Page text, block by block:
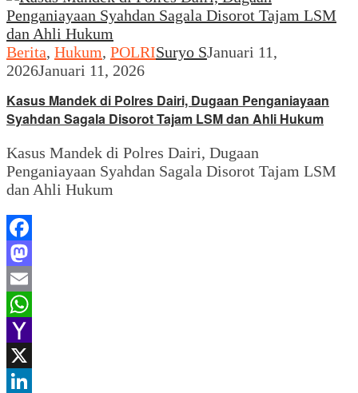
Berita, Hukum, POLRISuryo SJanuari 11,
2026Januari 11, 2026
Kasus Mandek di Polres Dairi, Dugaan Penganiayaan
Syahdan Sagala Disorot Tajam LSM dan Ahli Hukum
Kasus Mandek di Polres Dairi, Dugaan
Penganiayaan Syahdan Sagala Disorot Tajam LSM
dan Ahli Hukum
Facebook
Mastodon
Email
WhatsApp
Yahoo
Mail
X